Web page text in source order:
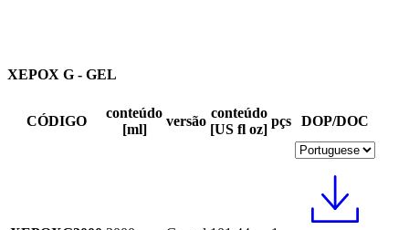
XEPOX G - GEL
CÓDIGO
conteúdo
[ml]
versão
conteúdo
[US fl oz]
pçs DOP/DOC